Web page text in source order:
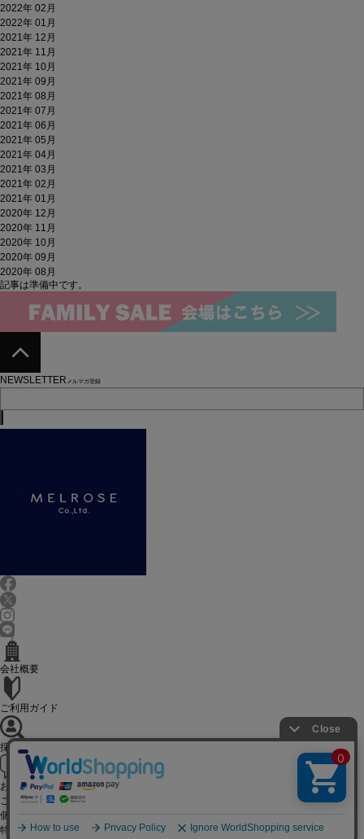
2022年 02月
2022年 01月
2021年 12月
2021年 11月
2021年 10月
2021年 09月
2021年 08月
2021年 07月
2021年 06月
2021年 05月
2021年 04月
2021年 03月
2021年 02月
2021年 01月
2020年 12月
2020年 11月
2020年 10月
2020年 09月
2020年 08月
記事は準備中です。
NEWSLETTER メルマガ登録
会社概要
ご利用ガイド
採用情報
お問い合せ
ご利用規約
個人情報保護方針
特定商取引法に基づく表記